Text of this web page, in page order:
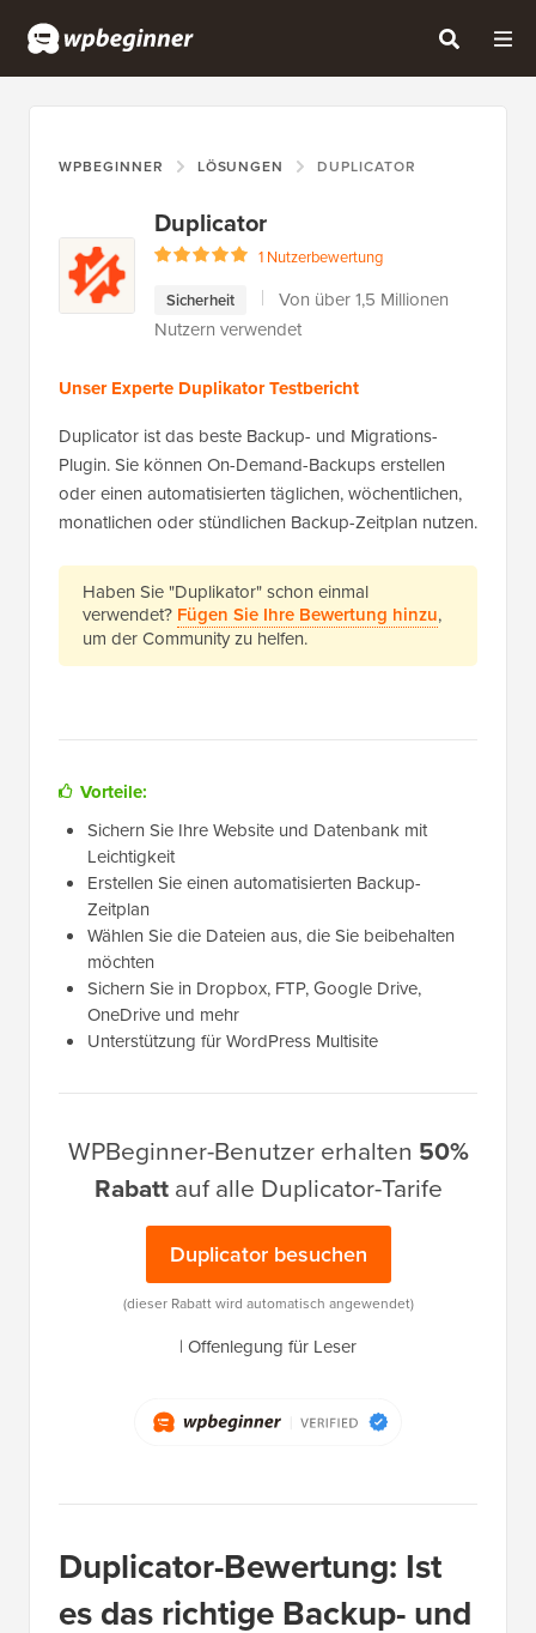
WPBEGINNER LÖSUNGEN DUPLICATOR
Duplicator
1 Nutzerbewertung
Sicherheit
Von über 1,5 Millionen
Nutzern verwendet
Unser Experte Duplikator Testbericht
Duplicator ist das beste Backup- und Migrations-
Plugin. Sie können On-Demand-Backups erstellen
oder einen automatisierten täglichen, wöchentlichen,
monatlichen oder stündlichen Backup-Zeitplan nutzen.
Haben Sie "Duplikator" schon einmal
verwendet? Fügen Sie Ihre Bewertung hinzu,
um der Community zu helfen.
Vorteile:
Sichern Sie Ihre Website und Datenbank mit
Leichtigkeit
Erstellen Sie einen automatisierten Backup-
Zeitplan
Wählen Sie die Dateien aus, die Sie beibehalten
möchten
Sichern Sie in Dropbox, FTP, Google Drive,
OneDrive und mehr
Unterstützung für WordPress Multisite
WPBeginner-Benutzer erhalten 50%
Rabattauf alle Duplicator-Tarife
Duplicator besuchen
(dieser Rabatt wird automatisch angewendet)
| Offenlegung für Leser
Duplicator-Bewertung: Ist
es das richtige Backup- und